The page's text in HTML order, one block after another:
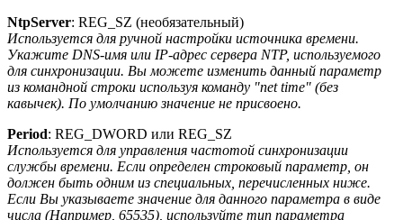
NtpServer: REG_SZ (необязательный)
Используется для ручной настройки источника времени.
Укажите DNS-имя или IP-адрес сервера NTP, используемого
для синхронизации. Вы можете изменить данный параметр
из командной строки используя команду "net time" (без
кавычек). По умолчанию значение не присвоено.
Period: REG_DWORD или REG_SZ
Используется для управления частотой синхронизации
службы времени. Если определен строковый параметр, он
должен быть одним из специальных, перечисленных ниже.
Если Вы указываете значение для данного параметра в виде
числа (Например, 65535), используйте тип параметра